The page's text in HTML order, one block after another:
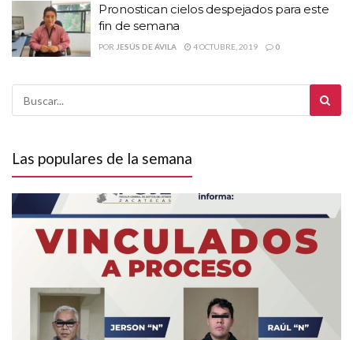
Pronostican cielos despejados para este
fin de semana
POR JESÚS DE ÁVILA 4 OCTUBRE, 2019 0
Las populares de la semana